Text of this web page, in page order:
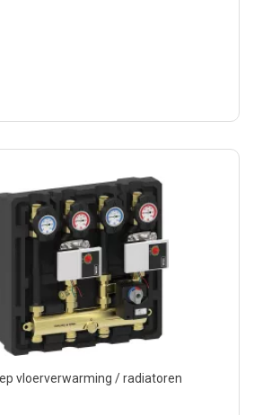
vloerverwarming / radiatoren